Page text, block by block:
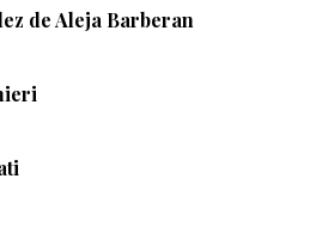
de Aleja Barberan